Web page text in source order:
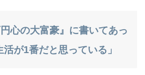
円心の大富豪』に書いてあっ
が1番だと思っている」